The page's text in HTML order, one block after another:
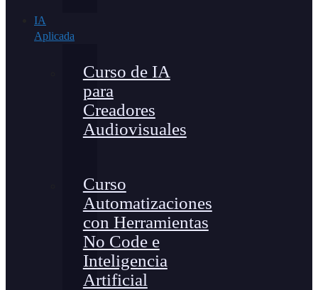
IA
Aplicada
Curso de IA
para
Creadores
Audiovisuales
Curso
Automatizaciones
con Herramientas
No Code e
Inteligencia
Artificial